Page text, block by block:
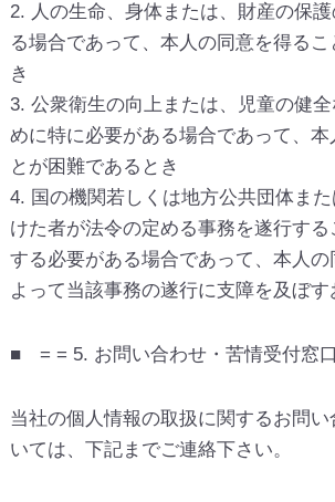
2. 人の生命、身体または、財産の保
る場合であって、本人の同意を得るこ
き
3. 公衆衛生の向上または、児童の健
めに特に必要がある場合であって、本
とが困難であるとき
4. 国の機関若しくは地方公共団体ま
けた者が法令の定める事務を遂行す
する必要がある場合であって、本人
よって当該事務の遂行に支障を及ぼす
■ = = 5. お問い合わせ・苦情受付窓
当社の個人情報の取扱に関するお問
いては、下記までご連絡下さい。